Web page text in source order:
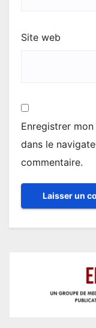
Site web
Enregistrer
dans le
commentaire.